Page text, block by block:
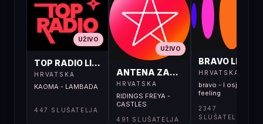
UŽIVO
TOP RADIO LIVE
HRVATSKA
KAOMA - LAMBADA
447 SLUŠATELJA
UŽIVO
ANTENA ZAGREB LIVE
HRVATSKA
RIDINGS FREYA -
CASTLES
491 SLUŠATELJA
BRAVO LIVE
HRVATSKA
bravo - I osjećaj i
feeling
2347
SLUŠATELJA